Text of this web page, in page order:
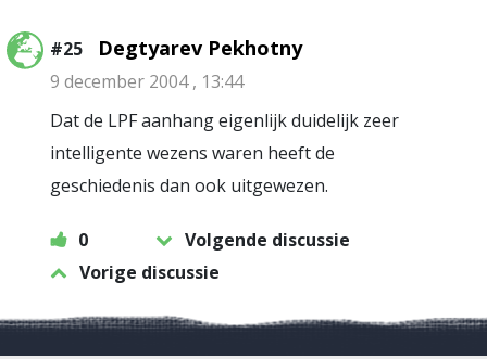
#25 Degtyarev Pekhotny
9 december 2004 , 13:44
Dat de LPF aanhang eigenlijk duidelijk zeer
intelligente wezens waren heeft de
geschiedenis dan ook uitgewezen.
0
Volgende discussie
Vorige discussie